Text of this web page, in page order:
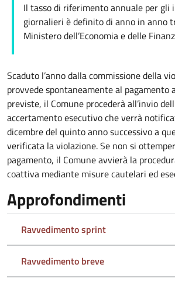
Il tasso di riferimento annuale per gli
giornalieri è definito di anno in anno
Ministero dell’Economia e delle
Scaduto l’anno dalla commissione della
provvede spontaneamente al pagamento
previste, il Comune procederà all’invio
accertamentoesecutivo che verrà
dicembre del quinto anno successivo a
verificata la violazione. Se non si
pagamento, il Comune avvierà la
coattiva mediante misure cautelari ed
Approfondimenti
Ravvedimento sprint
Ravvedimento breve